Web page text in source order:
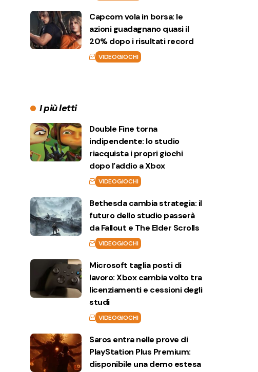
Capcom vola in borsa: le
azioni guadagnano quasi il
20% dopo i risultati record
VIDEOGIOCHI
I più letti
Double Fine torna
indipendente: lo studio
riacquista i propri giochi
dopo l’addio a Xbox
VIDEOGIOCHI
Bethesda cambia strategia: il
futuro dello studio passerà
da Fallout e The Elder Scrolls
VIDEOGIOCHI
Microsoft taglia posti di
lavoro: Xbox cambia volto tra
licenziamenti e cessioni degli
studi
VIDEOGIOCHI
Saros entra nelle prove di
PlayStation Plus Premium:
disponibile una demo estesa